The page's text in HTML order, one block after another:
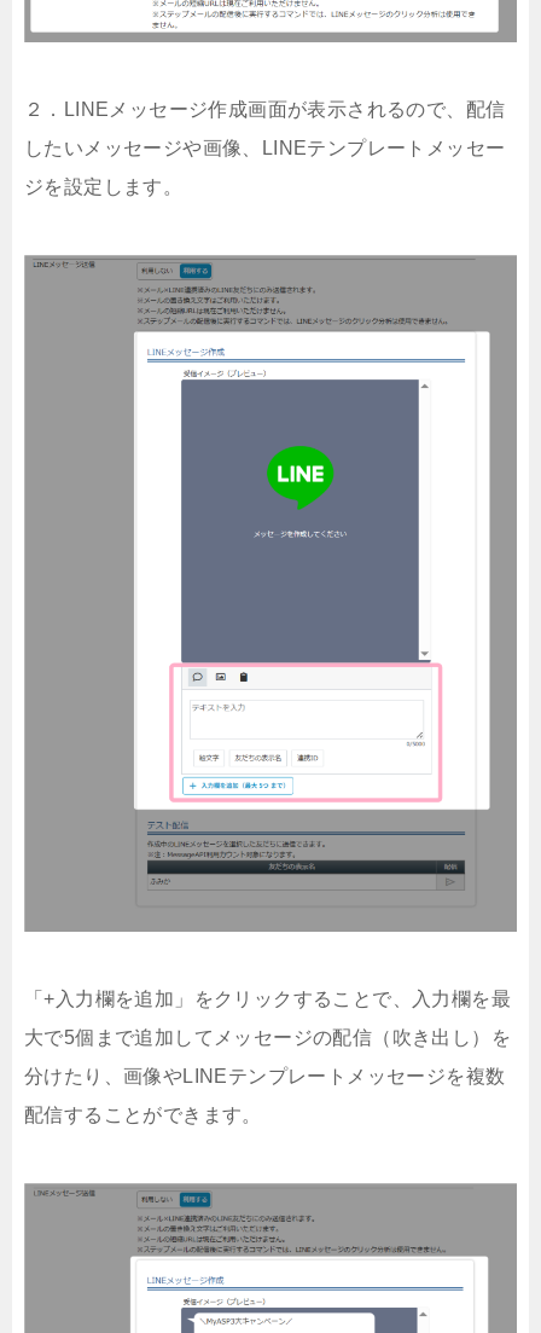
２．LINEメッセージ作成画面が表示されるので、配信
したいメッセージや画像、LINEテンプレートメッセー
ジを設定します。
「+入力欄を追加」をクリックすることで、入力欄を最
大で5個まで追加してメッセージの配信（吹き出し）を
分けたり、画像やLINEテンプレートメッセージを複数
配信することができます。